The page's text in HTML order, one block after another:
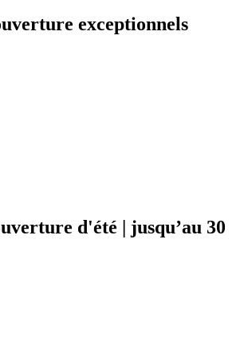
exceptionnels
d'été | jusqu’au 30